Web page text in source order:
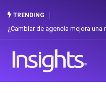
TRENDING
de agencia mejora una